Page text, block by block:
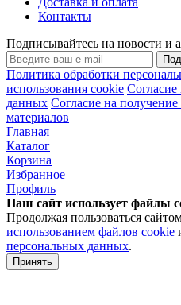
Контакты
Подписывайтесь на новости и
Политика обработки
использования cookie Согласие
данных Согласие на
материалов
Главная
Каталог
Корзина
Избранное
Профиль
Наш сайт использует файлы
Продолжая пользоваться
использованием файлов cookie
персональных данных.
Принять